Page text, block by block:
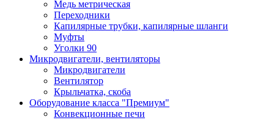
Медь метрическая
Переходники
Капилярные трубки, капилярные шланги
Муфты
Уголки 90
Микродвигатели, вентиляторы
Микродвигатели
Вентилятор
Крыльчатка, скоба
Оборудование класса "Премиум"
Конвекционные печи